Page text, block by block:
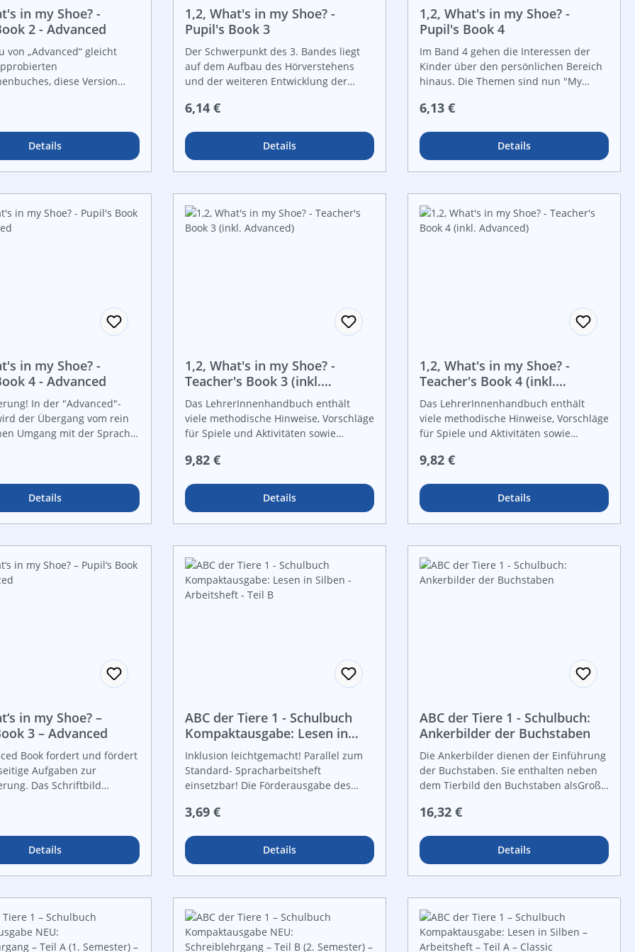
Sprachvoraussetzungen
SchülerInnenbuches, diese Version
ermöglicht aber bereits frühzeitig die
Verschriftlichung der Sprache.
Zielgruppe sind SchülerInnen mit
bilingualen Sprachvoraussetzungen.
in my Shoe? -
2 - Advanced
von „Advanced“ gleicht
diese Version
der Sprache.
Preis:
Details
1,2, What's in my Shoe? -
Pupil's Book 3
Der Schwerpunkt des 3. Bandes liegt
auf dem Aufbau des Hörverstehens
und der weiteren Entwicklung der
Die topics sind alle in Verbindung mit
Jahreskreis. Wie auch bei den Bänden 1
und 2 gibt es Flashcards zu den
einzelnen Themen, um den Kindern
wie Ausschneiden und Kleben,
gelenktes Zuordnen und Nummerieren
Regulärer Preis:
6,14 €
Details
1,2, What's in my Shoe? -
Pupil's Book 4
Im Band 4 gehen die Interessen der
Kinder über den persönlichen Bereich
hinaus. Die Themen sind nun "My
Countries", "Environment" und
Schulstufe sind mit dem
Grundwortschatz bereits vertraut,
durch vielfältige Aktivitäten haben sie
eine grundlegende
Kommunikationsfähigkeit in für sie
Regulärer Preis:
6,13 €
Details
in my Shoe? -
4 - Advanced
In der "Advanced"-
der Übergang vom rein
Umgang mit der Sprache
Kinder können nun auch
Aufgaben selbstständig
Preis:
Details
1,2, What's in my Shoe? -
Teacher's Book 3 (inkl.
Advanced)
Das LehrerInnenhandbuch enthält
viele methodische Hinweise, Vorschläge
für Spiele und Aktivitäten sowie
den einzelnen Themenbereichen.
zeigen, wie die englische Sprache
spielerisch in andere Fächer integriert
werden kann, ebenso welche Wörter
sinnvoll mit verschiedenen Aktivitäten
geübt und gefestigt werden können.
Regulärer Preis:
9,82 €
Details
1,2, What's in my Shoe? -
Teacher's Book 4 (inkl.
Advanced)
Das LehrerInnenhandbuch enthält
viele methodische Hinweise, Vorschläge
für Spiele und Aktivitäten sowie
den einzelnen Themenbereichen.
zeigen, wie die englische Sprache
spielerisch in andere Fächer integriert
werden kann, ebenso welche Wörter
sinnvoll mit verschiedenen Aktivitäten
geübt und gefestigt werden können.
Regulärer Preis:
9,82 €
Details
in my Shoe? –
3 – Advanced
Book fordert und fördert
Aufgaben zur
Das Schriftbild
können ohne
dadurch werden
individuell sichtbar
Preis:
Details
ABC der Tiere 1 - Schulbuch
Kompaktausgabe: Lesen in
Silben - Arbeitsheft - Teil B
Inklusion leichtgemacht! Parallel zum
Standard- Spracharbeitsheft
einsetzbar! Die Förderausgabe des
zu allen Wochenthemen und
wird als Schreibprinzip durchgehalten.
Das neue Arbeitsheft A / B ist das
Arbeitsmaterial für die Kinder im 1.
Seiten werden alle methodisch
wichtigen Übungen eingeführt und
vertieft. Die Fußnoten geben konkrete
Regulärer Preis:
3,69 €
Details
ABC der Tiere 1 - Schulbuch:
Ankerbilder der Buchstaben
Die Ankerbilder dienen der Einführung
der Buchstaben. Sie enthalten neben
dem Tierbild den Buchstaben alsGroß-
und zum Aufkleben in den
Umfang der Ankerbilder wurde von 26
auf 38 Bilder erweitert. Die Umlaute (ä,
ö, ü), die Diphthonge (au, ei, eu) sowie
berücksichtigt.
Regulärer Preis:
16,32 €
Details